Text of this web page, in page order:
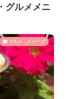
グルメメニ
グルメ・スイーツ